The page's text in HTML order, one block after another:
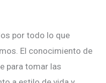
por todo lo que
El conocimiento de
para tomar las